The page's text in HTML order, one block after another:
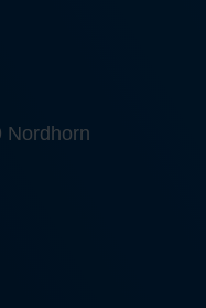
Nordhorn